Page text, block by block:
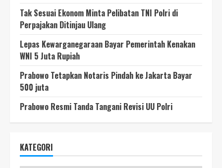
Tak Sesuai Ekonom Minta Pelibatan TNI Polri di
Perpajakan Ditinjau Ulang
Lepas Kewarganegaraan Bayar Pemerintah Kenakan
WNI 5 Juta Rupiah
Prabowo Tetapkan Notaris Pindah ke Jakarta Bayar
500 juta
Prabowo Resmi Tanda Tangani Revisi UU Polri
KATEGORI